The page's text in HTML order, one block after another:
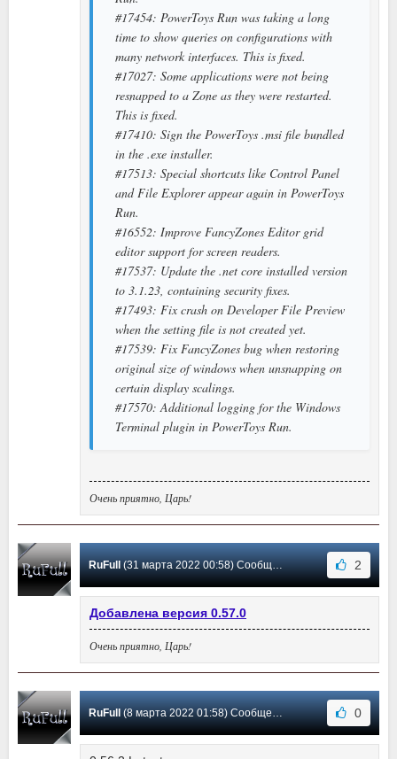
#17454: PowerToys Run was taking a long
time to show queries on configurations with
many network interfaces. This is fixed.
#17027: Some applications were not being
resnapped to a Zone as they were restarted.
This is fixed.
#17410: Sign the PowerToys .msi file bundled
in the .exe installer.
#17513: Special shortcuts like Control Panel
and File Explorer appear again in PowerToys
Run.
#16552: Improve FancyZones Editor grid
editor support for screen readers.
#17537: Update the .net core installed version
to 3.1.23, containing security fixes.
#17493: Fix crash on Developer File Preview
when the setting file is not created yet.
#17539: Fix FancyZones bug when restoring
original size of windows when unsnapping on
certain display scalings.
#17570: Additional logging for the Windows
Terminal plugin in PowerToys Run.
Очень приятно, Царь!
RuFull(31 марта 2022 00:58) Сообщение #20 2
Добавлена версия 0.57.0
Очень приятно, Царь!
RuFull(8 марта 2022 01:58) Сообщение #19 0